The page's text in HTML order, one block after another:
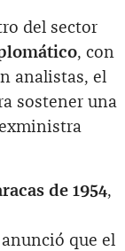
del sector
, con
analistas, el
sostener una
de 1954,
que el